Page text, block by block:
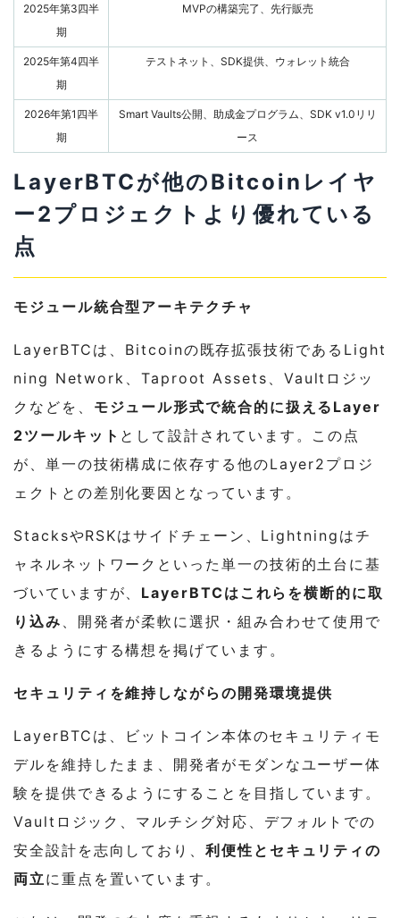
2025年第3四半
期
MVPの構築完了、先行販売
2025年第4四半
期
テストネット、SDK提供、ウォレット統合
2026年第1四半
期
Smart Vaults公開、助成金プログラム、SDK v1.0リリ
ース
LayerBTCが他のBitcoinレイヤ
ー2プロジェクトより優れている
点
モジュール統合型アーキテクチャ
LayerBTCは、Bitcoinの既存拡張技術であるLight
ning Network、Taproot Assets、Vaultロジッ
クなどを、 モジュール形式で統合的に扱えるLayer
2ツールキット として設計されています。この点
が、単一の技術構成に依存する他のLayer2プロジ
ェクトとの差別化要因となっています。
StacksやRSKはサイドチェーン、Lightningはチ
ャネルネットワークといった単一の技術的土台に基
づいていますが、 LayerBTCはこれらを横断的に取
り込み 、開発者が柔軟に選択・組み合わせて使用で
きるようにする構想を掲げています。
セキュリティを維持しながらの開発環境提供
LayerBTCは、ビットコイン本体のセキュリティモ
デルを維持したまま、開発者がモダンなユーザー体
験を提供できるようにすることを目指しています。
Vaultロジック、マルチシグ対応、デフォルトでの
安全設計を志向しており、利便性とセキュリティの
両立 に重点を置いています。